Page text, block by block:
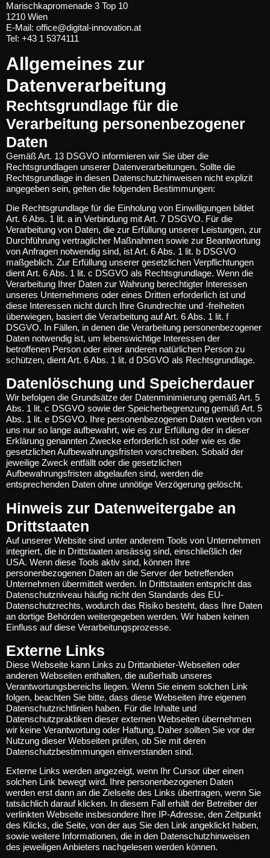
Marischkapromenade 3 Top 10
1210 Wien
E-Mail: office@digital-innovation.at
Tel: +43 1 5374111
Allgemeines zur
Datenverarbeitung
Rechtsgrundlage für die
Verarbeitung personenbezogener
Daten
Gemäß Art. 13 DSGVO informieren wir Sie über die
Rechtsgrundlagen unserer Datenverarbeitungen. Sollte die
Rechtsgrundlage in diesen Datenschutzhinweisen nicht explizit
angegeben sein, gelten die folgenden Bestimmungen:
Die Rechtsgrundlage für die Einholung von Einwilligungen bildet
Art. 6 Abs. 1 lit. a in Verbindung mit Art. 7 DSGVO. Für die
Verarbeitung von Daten, die zur Erfüllung unserer Leistungen, zur
Durchführung vertraglicher Maßnahmen sowie zur Beantwortung
von Anfragen notwendig sind, ist Art. 6 Abs. 1 lit. b DSGVO
maßgeblich. Zur Erfüllung unserer gesetzlichen Verpflichtungen
dient Art. 6 Abs. 1 lit. c DSGVO als Rechtsgrundlage. Wenn die
Verarbeitung Ihrer Daten zur Wahrung berechtigter Interessen
unseres Unternehmens oder eines Dritten erforderlich ist und
diese Interessen nicht durch Ihre Grundrechte und -freiheiten
überwiegen, basiert die Verarbeitung auf Art. 6 Abs. 1 lit. f
DSGVO. In Fällen, in denen die Verarbeitung personenbezogener
Daten notwendig ist, um lebenswichtige Interessen der
betroffenen Person oder einer anderen natürlichen Person zu
schützen, dient Art. 6 Abs. 1 lit. d DSGVO als Rechtsgrundlage.
Datenlöschung und Speicherdauer
Wir befolgen die Grundsätze der Datenminimierung gemäß Art. 5
Abs. 1 lit. c DSGVO sowie der Speicherbegrenzung gemäß Art. 5
Abs. 1 lit. e DSGVO. Ihre personenbezogenen Daten werden von
uns nur so lange aufbewahrt, wie es zur Erfüllung der in dieser
Erklärung genannten Zwecke erforderlich ist oder wie es die
gesetzlichen Aufbewahrungsfristen vorschreiben. Sobald der
jeweilige Zweck entfällt oder die gesetzlichen
Aufbewahrungsfristen abgelaufen sind, werden die
entsprechenden Daten ohne unnötige Verzögerung gelöscht.
Hinweis zur Datenweitergabe an
Drittstaaten
Auf unserer Website sind unter anderem Tools von Unternehmen
integriert, die in Drittstaaten ansässig sind, einschließlich der
USA. Wenn diese Tools aktiv sind, können Ihre
personenbezogenen Daten an die Server der betreffenden
Unternehmen übermittelt werden. In Drittstaaten entspricht das
Datenschutzniveau häufig nicht den Standards des EU-
Datenschutzrechts, wodurch das Risiko besteht, dass Ihre Daten
an dortige Behörden weitergegeben werden. Wir haben keinen
Einfluss auf diese Verarbeitungsprozesse.
Externe Links
Diese Webseite kann Links zu Drittanbieter-Webseiten oder
anderen Webseiten enthalten, die außerhalb unseres
Verantwortungsbereichs liegen. Wenn Sie einem solchen Link
folgen, beachten Sie bitte, dass diese Webseiten ihre eigenen
Datenschutzrichtlinien haben. Für die Inhalte und
Datenschutzpraktiken dieser externen Webseiten übernehmen
wir keine Verantwortung oder Haftung. Daher sollten Sie vor der
Nutzung dieser Webseiten prüfen, ob Sie mit deren
Datenschutzbestimmungen einverstanden sind.
Externe Links werden angezeigt, wenn Ihr Cursor über einen
solchen Link bewegt wird. Ihre personenbezogenen Daten
werden erst dann an die Zielseite des Links übertragen, wenn Sie
tatsächlich darauf klicken. In diesem Fall erhält der Betreiber der
verlinkten Webseite insbesondere Ihre IP-Adresse, den Zeitpunkt
des Klicks, die Seite, von der aus Sie den Link angeklickt haben,
sowie weitere Informationen, die in den Datenschutzhinweisen
des jeweiligen Anbieters nachgelesen werden können.